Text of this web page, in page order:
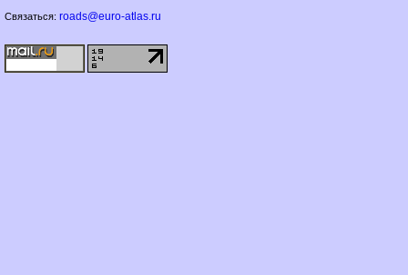
Связаться: roads@euro-atlas.ru